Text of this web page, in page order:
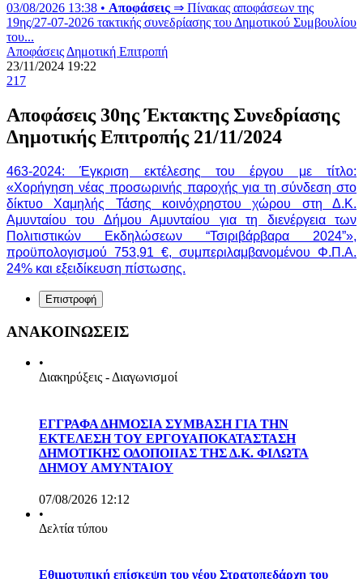
03/08/2026 13:38 • Αποφάσεις ⇒ Πίνακας αποφάσεων της
19ης/27-07-2026 τακτικής συνεδρίασης του Δημοτικού Συμβουλίου
του...
Αποφάσεις Δημοτική Επιτροπή
23/11/2024 19:22
217
Αποφάσεις 30ης Έκτακτης Συνεδρίασης
Δημοτικής Επιτροπής 21/11/2024
463-2024: Έγκριση εκτέλεσης του έργου με τίτλο:
«Χορήγηση νέας προσωρινής παροχής για τη σύνδεση στο
δίκτυο Χαμηλής Τάσης κοινόχρηστου χώρου στη Δ.Κ.
Αμυνταίου του Δήμου Αμυνταίου για τη διενέργεια των
Πολιτιστικών Εκδηλώσεων “Τσιριβάρβαρα 2024”»,
προϋπολογισμού 753,91 €, συμπεριλαμβανομένου Φ.Π.Α.
24% και εξειδίκευση πίστωσης.
Επιστροφή
ΑΝΑΚΟΙΝΩΣΕΙΣ
•
Διακηρύξεις - Διαγωνισμοί
ΕΓΓΡΑΦΑ ΔΗΜΟΣΙΑ ΣΥΜΒΑΣΗ ΓΙΑ ΤΗΝ
ΕΚΤΕΛΕΣΗ ΤΟΥ ΕΡΓΟΥΑΠΟΚΑΤΑΣΤΑΣΗ
ΔΗΜΟΤΙΚΗΣ ΟΔΟΠΟΙΙΑΣ ΤΗΣ Δ.Κ. ΦΙΛΩΤΑ
ΔΗΜΟΥ ΑΜΥΝΤΑΙΟΥ
07/08/2026 12:12
•
Δελτία τύπου
Εθιμοτυπική επίσκεψη του νέου Στρατοπεδάρχη του